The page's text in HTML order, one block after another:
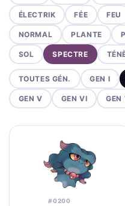
ÉLECTRIK FÉE FEU
NORMAL PLANTE
SOL SPECTRE
TOUTES GÉN. GEN I
GEN V GEN VI GEN
#0200